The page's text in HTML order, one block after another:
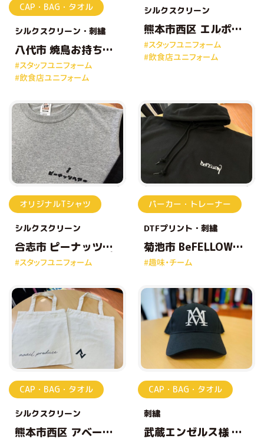
CAP・BAG・タオル
シルクスクリーン 刺繍
八代市 焼鳥お持ち帰
り専門店とりしん様
オリジナルプリントT
シャツ
#スタッフユニフォーム
#飲食店ユニフォーム
シルクスクリーン
熊本市西区 エルポカ
様 オリジナルプリン
トTシャツ
#スタッフユニフォーム
#飲食店ユニフォーム
オリジナルTシャツ
シルクスクリーン
合志市 ピーナッツヘ
アー様 オリジナルプ
リントTシャツ
#スタッフユニフォーム
パーカー・トレーナー
DTFプリント 刺繍
菊池市 BeFELLOW様
オリジナルプリント
パーカー
#趣味・チーム
CAP・BAG・タオル
シルクスクリーン
熊本市西区 アベール
CAP・BAG・タオル
刺繍
武蔵エンゼルス様 オ